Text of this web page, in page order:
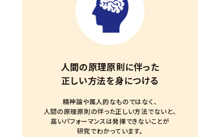
人間の原理原則に伴った
正しい方法を身につける
精神論や属人的なものではなく、
人間の原理原則の伴った正しい方法でないと、
高いパフォーマンスは発揮できないことが
研究でわかっています。